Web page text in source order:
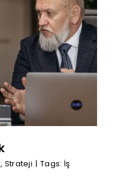
, Strateji | Tags: İş